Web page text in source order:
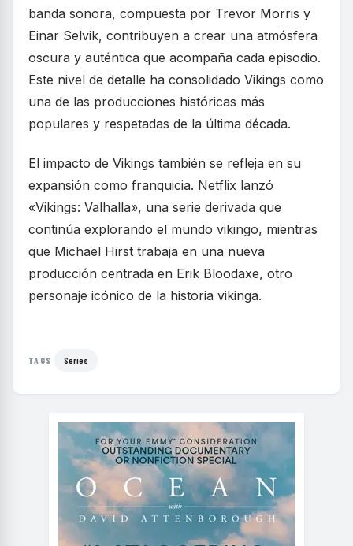
banda sonora, compuesta por Trevor Morris y
Einar Selvik, contribuyen a crear una atmósfera
oscura y auténtica que acompaña cada episodio.
Este nivel de detalle ha consolidado Vikings como
una de las producciones históricas más
populares y respetadas de la última década.
El impacto de Vikings también se refleja en su
expansión como franquicia. Netflix lanzó
«Vikings: Valhalla», una serie derivada que
continúa explorando el mundo vikingo, mientras
que Michael Hirst trabaja en una nueva
producción centrada en Erik Bloodaxe, otro
personaje icónico de la historia vikinga.
TAGS Series